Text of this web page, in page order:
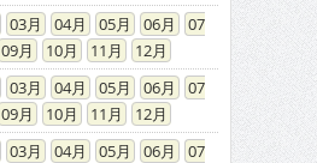
03 04 05 06
07
09 10 11
12
03 04 05 06
07
09 10 11
12
03 04 05 06
07